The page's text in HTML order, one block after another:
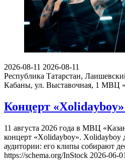
2026-08-11 2026-08-11
Республика Татарстан,
Кабаны, ул. Выставочная, 1 МВЦ
Концерт «Xolidayboy»
11 августа 2026 года в МВЦ
концерт «Xolidayboy». Xolidayboy
аудитории: его клипы собирают
https://schema.org/InStock 2026-06-